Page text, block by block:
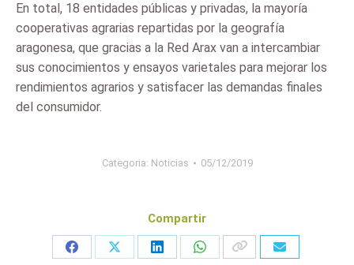
En total, 18 entidades públicas y privadas, la mayoría
cooperativas agrarias repartidas por la geografía
aragonesa, que gracias a la Red Arax van a intercambiar
sus conocimientos y ensayos varietales para mejorar los
rendimientos agrarios y satisfacer las demandas finales
del consumidor.
Categoria: Noticias 05/12/2019
Compartir
Share Share Share Share